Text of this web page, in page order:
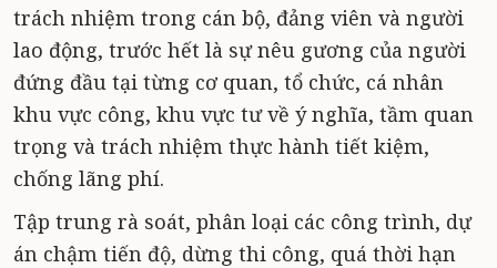
trách nhiệm trong cán bộ, đảng viên và người
lao động, trước hết là sự nêu gương của người
đứng đầu tại từng cơ quan, tổ chức, cá nhân
khu vực công, khu vực tư về ý nghĩa, tầm quan
trọng và trách nhiệm thực hành tiết kiệm,
chống lãng phí.
Tập trung rà soát, phân loại các công trình, dự
án chậm tiến độ, dừng thi công, quá thời hạn